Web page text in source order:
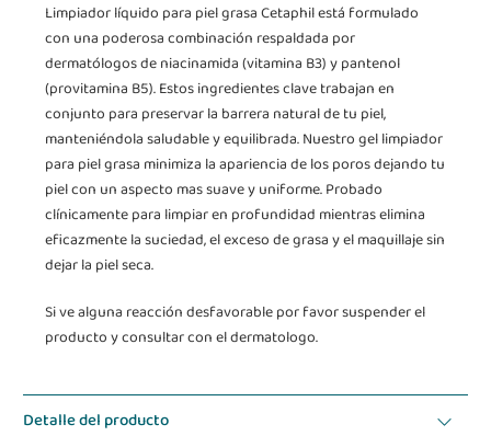
Limpiador líquido para piel grasa Cetaphil está formulado
con una poderosa combinación respaldada por
dermatólogos de niacinamida (vitamina B3) y pantenol
(provitamina B5). Estos ingredientes clave trabajan en
conjunto para preservar la barrera natural de tu piel,
manteniéndola saludable y equilibrada. Nuestro gel limpiador
para piel grasa minimiza la apariencia de los poros dejando tu
piel con un aspecto mas suave y uniforme. Probado
clínicamente para limpiar en profundidad mientras elimina
eficazmente la suciedad, el exceso de grasa y el maquillaje sin
dejar la piel seca.
Si ve alguna reacción desfavorable por favor suspender el
producto y consultar con el dermatologo.
Detalle del producto